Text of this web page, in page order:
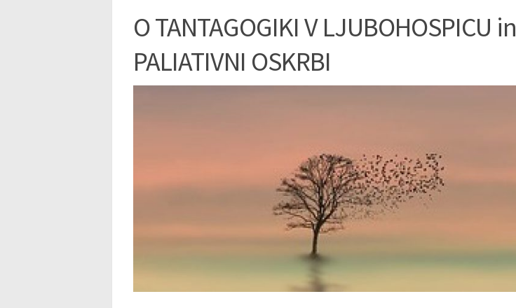
O TANTAGOGIKI V LJUBOHOSPICU in
PALIATIVNI OSKRBI